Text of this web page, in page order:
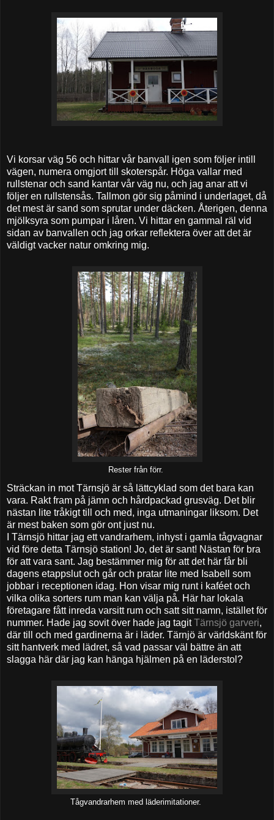
Vi korsar väg 56 och hittar vår banvall igen som följer intill
vägen, numera omgjort till skoterspår. Höga vallar med
rullstenar och sand kantar vår väg nu, och jag anar att vi
följer en rullstensås. Tallmon gör sig påmind i underlaget, då
det mest är sand som sprutar under däcken. Återigen, denna
mjölksyra som pumpar i låren. Vi hittar en gammal räl vid
sidan av banvallen och jag orkar reflektera över att det är
väldigt vacker natur omkring mig.
Rester från förr.
Sträckan in mot Tärnsjö är så lättcyklad som det bara kan
vara. Rakt fram på jämn och hårdpackad grusväg. Det blir
nästan lite tråkigt till och med, inga utmaningar liksom. Det
är mest baken som gör ont just nu.
I Tärnsjö hittar jag ett vandrarhem, inhyst i gamla tågvagnar
vid före detta Tärnsjö station! Jo, det är sant! Nästan för bra
för att vara sant. Jag bestämmer mig för att det här får bli
dagens etappslut och går och pratar lite med Isabell som
jobbar i receptionen idag. Hon visar mig runt i kaféet och
vilka olika sorters rum man kan välja på. Här har lokala
företagare fått inreda varsitt rum och satt sitt namn, istället för
nummer. Hade jag sovit över hade jag tagitTärnsjö garveri,
där till och med gardinerna är i läder. Tärnjö är världskänt för
sitt hantverk med lädret, så vad passar väl bättre än att
slagga här där jag kan hänga hjälmen på en läderstol?
Tågvandrarhem med läderimitationer.